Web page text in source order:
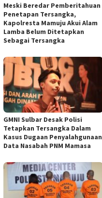
Meski Beredar Pemberitahuan
Penetapan Tersangka,
Kapolresta Mamuju Akui Alam
Lamba Belum Ditetapkan
Sebagai Tersangka
GMNI Sulbar Desak Polisi
Tetapkan Tersangka Dalam
Kasus Dugaan Penyalahgunaan
Data Nasabah PNM Mamasa